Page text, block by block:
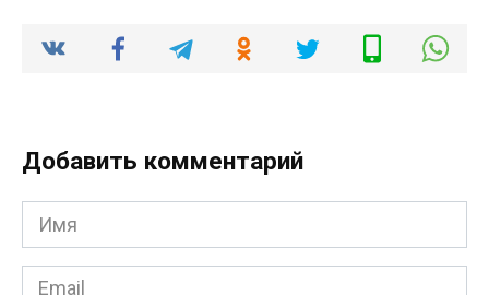
Добавить комментарий
Имя
*
Email